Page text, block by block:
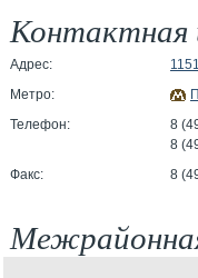
Контактная
Адрес:
Метро:
Телефон:
8
8
Факс:
8